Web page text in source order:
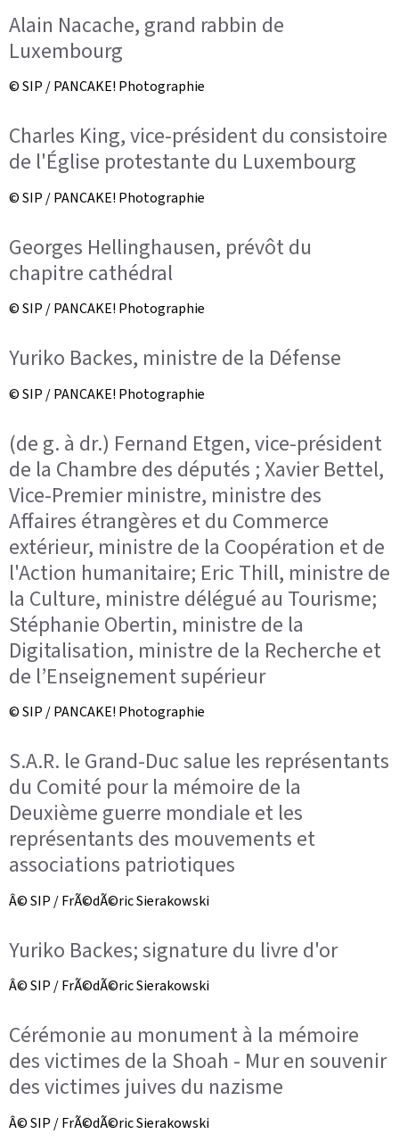
Alain Nacache, grand rabbin de
Luxembourg
© SIP / PANCAKE! Photographie
Charles King, vice-président du consistoire
de l'Église protestante du Luxembourg
© SIP / PANCAKE! Photographie
Georges Hellinghausen, prévôt du
chapitre cathédral
© SIP / PANCAKE! Photographie
Yuriko Backes, ministre de la Défense
© SIP / PANCAKE! Photographie
(de g. à dr.) Fernand Etgen, vice-président
de la Chambre des députés ; Xavier Bettel,
Vice-Premier ministre, ministre des
Affaires étrangères et du Commerce
extérieur, ministre de la Coopération et de
l'Action humanitaire; Eric Thill, ministre de
la Culture, ministre délégué au Tourisme;
Stéphanie Obertin, ministre de la
Digitalisation, ministre de la Recherche et
de l’Enseignement supérieur
© SIP / PANCAKE! Photographie
S.A.R. le Grand-Duc salue les représentants
du Comité pour la mémoire de la
Deuxième guerre mondiale et les
représentants des mouvements et
associations patriotiques
Â© SIP / FrÃ©dÃ©ric Sierakowski
Yuriko Backes; signature du livre d'or
Â© SIP / FrÃ©dÃ©ric Sierakowski
Cérémonie au monument à la mémoire
des victimes de la Shoah - Mur en souvenir
des victimes juives du nazisme
Â© SIP / FrÃ©dÃ©ric Sierakowski